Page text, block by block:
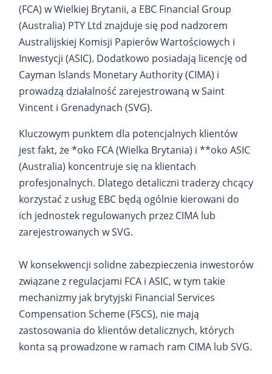
(FCA) w Wielkiej Brytanii, a EBC Financial Group
(Australia) PTY Ltd znajduje się pod nadzorem
Australijskiej Komisji Papierów Wartościowych i
Inwestycji (ASIC). Dodatkowo posiadają licencję od
Cayman Islands Monetary Authority (CIMA) i
prowadzą działalność zarejestrowaną w Saint
Vincent i Grenadynach (SVG).
Kluczowym punktem dla potencjalnych klientów
jest fakt, że *oko FCA (Wielka Brytania) i **oko ASIC
(Australia) koncentruje się na klientach
profesjonalnych. Dlatego detaliczni traderzy chcący
korzystać z usług EBC będą ogólnie kierowani do
ich jednostek regulowanych przez CIMA lub
zarejestrowanych w SVG.
W konsekwencji solidne zabezpieczenia inwestorów
związane z regulacjami FCA i ASIC, w tym takie
mechanizmy jak brytyjski Financial Services
Compensation Scheme (FSCS), nie mają
zastosowania do klientów detalicznych, których
konta są prowadzone w ramach ram CIMA lub SVG.